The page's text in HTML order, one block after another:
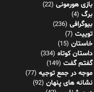
بازی هورمونی (22)
برگ (4)
بیوگرافی (236)
توییت (7)
خاستان (15)
داستان کوتاه (334)
گفتم گفت (149)
موجه در جمع توجیه (77)
نشانه های پنهان (92)